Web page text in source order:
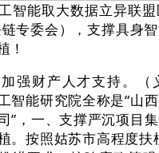
智能取大数据立异联
专委会），支撑具身
！
财产人才支持。（
智能研究院全称是“山
”，一、支撑严沉项目
。按照姑苏市高程度扶